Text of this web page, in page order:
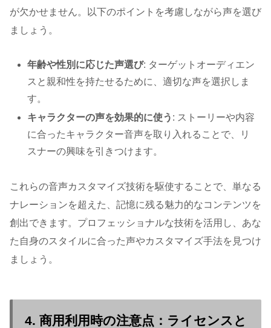
が欠かせません。以下のポイントを考慮しながら声を選び
ましょう。
年齢や性別に応じた声選び: ターゲットオーディエン
スと親和性を持たせるために、適切な声を選択しま
す。
キャラクターの声を効果的に使う : ストーリーや内容
に合ったキャラクター音声を取り入れることで、リ
スナーの興味を引きつけます。
これらの音声カスタマイズ技術を駆使することで、単なる
ナレーションを超えた、記憶に残る魅力的なコンテンツを
創出できます。プロフェッショナルな技術を活用し、あな
た自身のスタイルに合った声やカスタマイズ手法を見つけ
ましょう。
4. 商用利用時の注意点：ライセンスと